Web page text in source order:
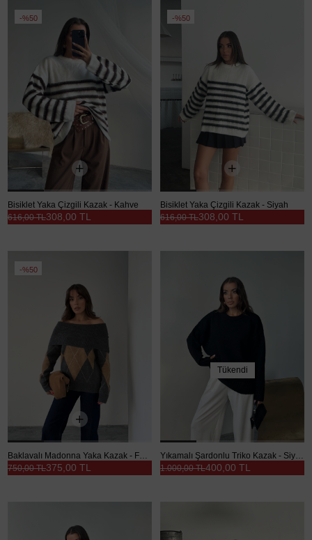
%50
Bisiklet Yaka Çizgili Kazak - Kahve
308,00 TL
616,00 TL
%50
Bisiklet Yaka Çizgili Kazak - Siyah
308,00 TL
616,00 TL
%50
Baklavalı Madonna Yaka Kazak - Füme
375,00 TL
750,00 TL
Tükendi
Yıkamalı Şardonlu Triko Kazak - Siyah
400,00 TL
1.000,00 TL